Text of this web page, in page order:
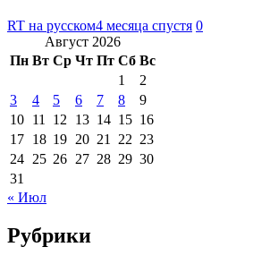
RT на русском4 месяца спустя 0
Август 2026
Пн Вт Ср Чт Пт Сб Вс
1
2
3
4 5 6 7 8
9
10 11 12 13 14 15 16
17 18 19 20 21 22 23
24 25 26 27 28 29 30
31
« Июл
Рубрики